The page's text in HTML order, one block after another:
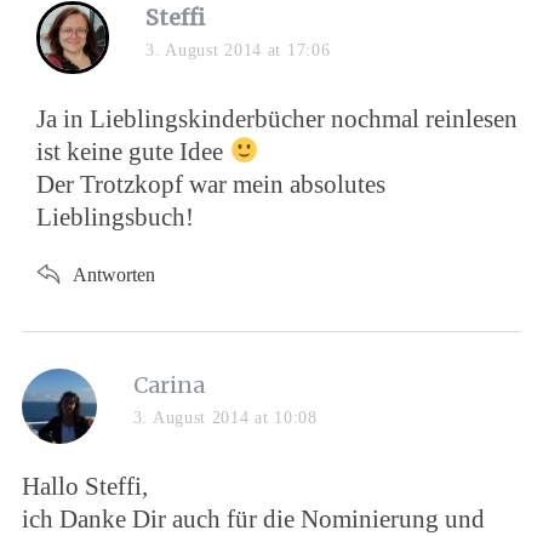
s
a
s
:
Steffi
3. August 2014 at 17:06
Ja in Lieblingskinderbücher nochmal reinlesen
ist keine gute Idee
Der Trotzkopf war mein absolutes
Lieblingsbuch!
Antworten
s
a
s
:
Carina
3. August 2014 at 10:08
Hallo Steffi,
ich Danke Dir auch für die Nominierung und